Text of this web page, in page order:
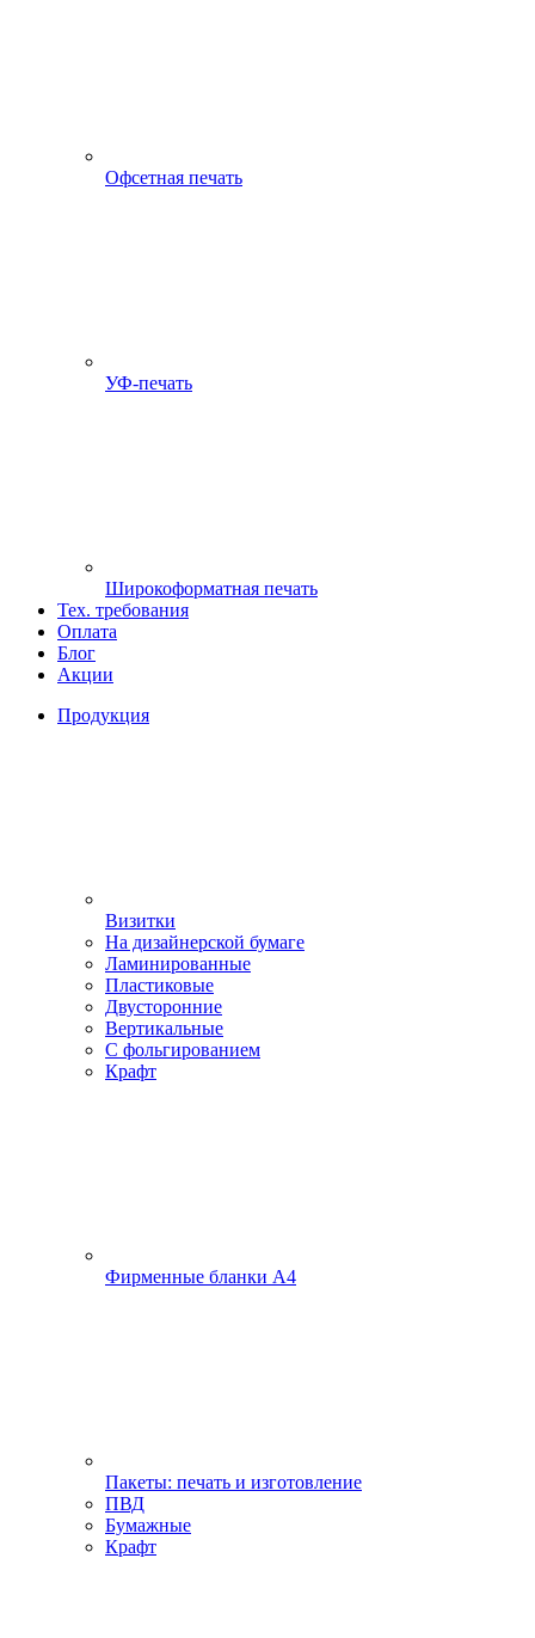
Офсетная печать
УФ-печать
Широкоформатная печать
Тех. требования
Оплата
Блог
Акции
Продукция
Визитки
На дизайнерской бумаге
Ламинированные
Пластиковые
Двусторонние
Вертикальные
С фольгированием
Крафт
Фирменные бланки А4
Пакеты: печать и изготовление
ПВД
Бумажные
Крафт